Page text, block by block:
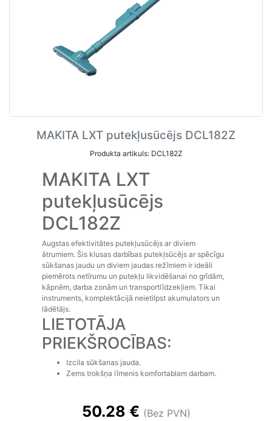
MAKITA LXT putekļusūcējs DCL182Z
Produkta artikuls: DCL182Z
MAKITA LXT
putekļusūcējs
DCL182Z
Augstas efektivitātes putekļusūcējs ar diviem
ātrumiem. Šis klusas darbības putekļsūcējs ar spēcīgu
sūkšanas jaudu un diviem jaudas režīmiem ir ideāli
piemērots netīrumu un putekļu likvidēšanai no grīdām,
kāpnēm, darba zonām un transportlīdzekļiem. Tikai
instruments, komplektācijā neietilpst akumulators un
lādētājs.
LIETOTĀJA
PRIEKŠROCĪBAS:
Izcila sūkšanas jauda.
Zems trokšņa līmenis komfortablam darbam.
50.28 € (Bez PVN)